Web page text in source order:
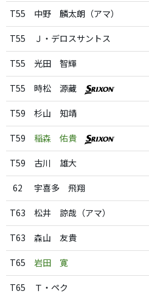
T55 中野 麟太朗（アマ）
T55 Ｊ・デロスサントス
T55 光田 智輝
T55 時松 源藏
T59 杉山 知靖
T59 稲森 佑貴
T59 古川 雄大
62 宇喜多 飛翔
T63 松井 諒哉（アマ）
T63 森山 友貴
T65 岩田 寛
T65 Ｔ・ペク